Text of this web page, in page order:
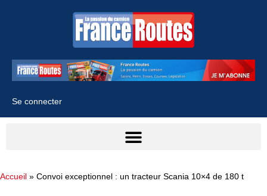
Se connecter
Accueil » Convoi exceptionnel : un tracteur Scania 10×4 de 180 t